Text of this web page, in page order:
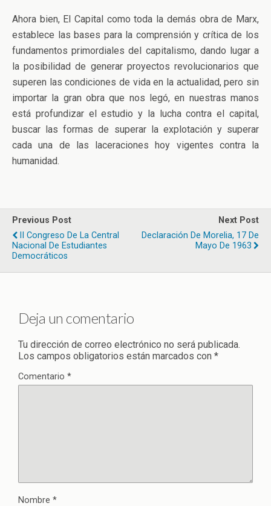
Ahora bien, El Capital como toda la demás obra de Marx,
establece las bases para la comprensión y crítica de los
fundamentos primordiales del capitalismo, dando lugar a
la posibilidad de generar proyectos revolucionarios que
superen las condiciones de vida en la actualidad, pero sin
importar la gran obra que nos legó, en nuestras manos
está profundizar el estudio y la lucha contra el capital,
buscar las formas de superar la explotación y superar
cada una de las laceraciones hoy vigentes contra la
humanidad.
Previous Post
II Congreso De La Central
Nacional De Estudiantes
Democráticos
Next Post
Declaración De Morelia, 17 De
Mayo De 1963
Deja un comentario
Tu dirección de correo electrónico no será publicada.
Los campos obligatorios están marcados con *
Comentario *
Nombre *